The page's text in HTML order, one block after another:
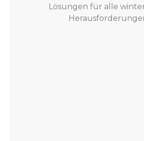
Lösungen für alle